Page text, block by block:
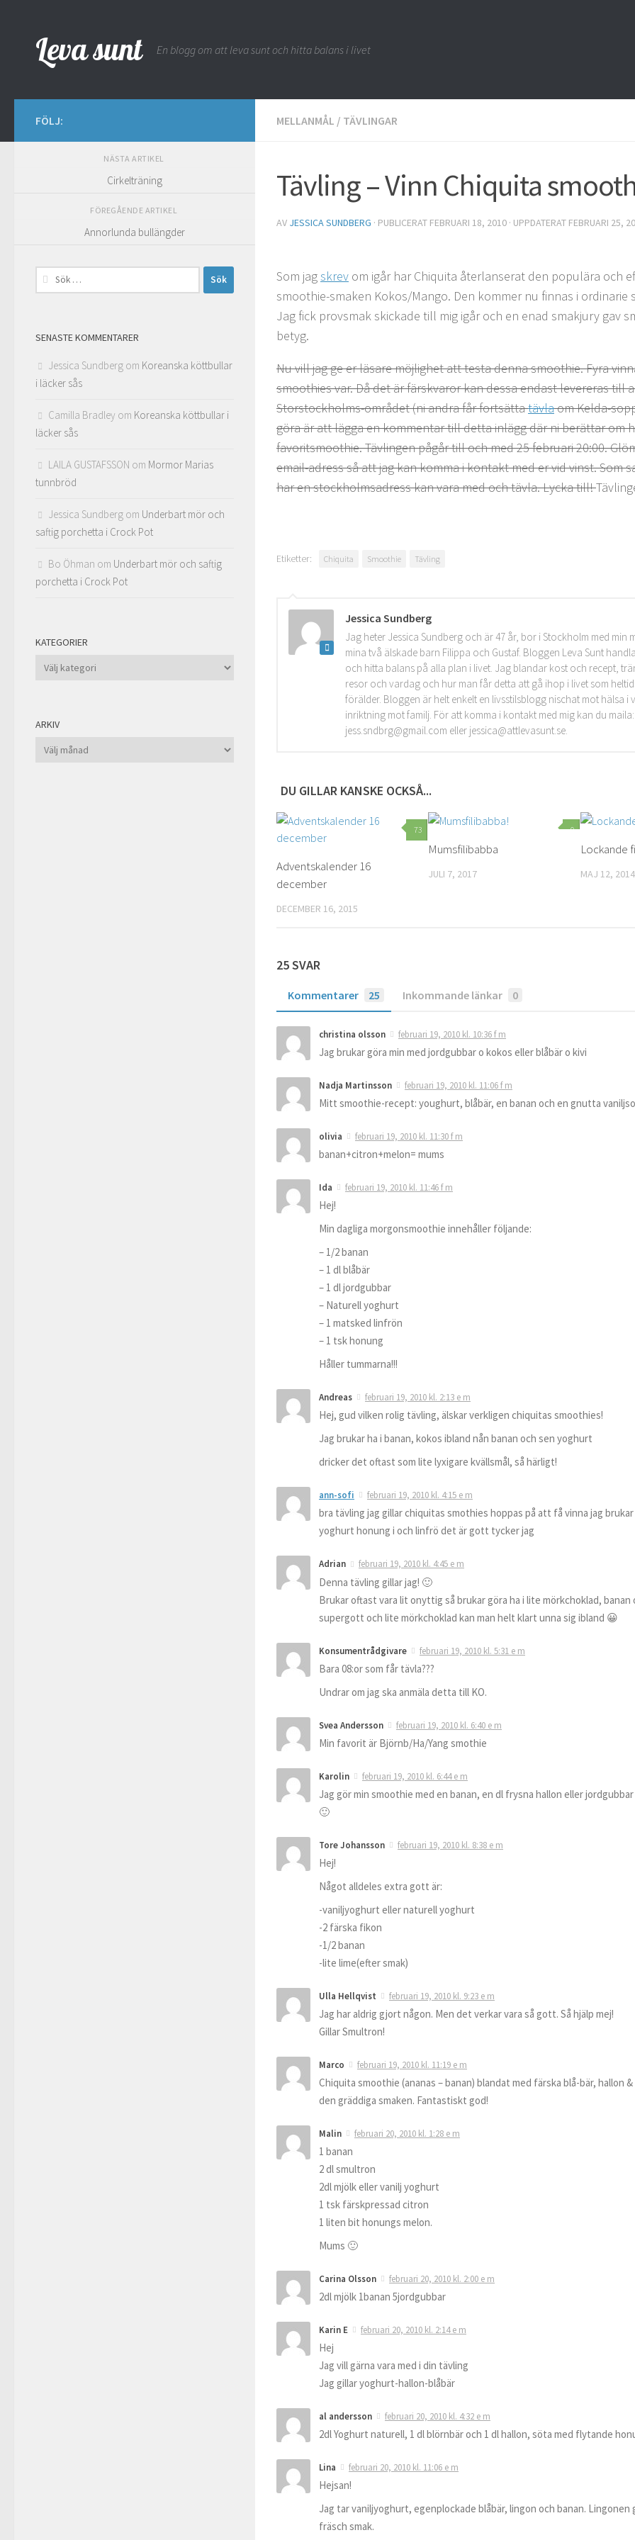
Leva sunt En blogg om att leva sunt och hitta balans i livet
MELLANMÅL / TÄVLINGAR
Tävling – Vinn Chiquita
AV JESSICA SUNDBERG · PUBLICERAT FEBRUARI 18, 2010 · UPPDATERAT FEBRUARI 25,
Som jagskrev om igår har Chiquita återlanserat den populära och
smoothie-smaken Kokos/Mango. Den kommer nu finnas i ordinarie
Jag fick provsmak skickade till mig igår och en enad smakjury gav
betyg.
Nu vill jag ge er läsare möjlighet att testa denna smoothie. Fyra
smoothies var. Då det är färskvaror kan dessa endast levereras till
Storstockholms-området (ni andra får fortsättatävlaom Kelda-
göra är att lägga en kommentar till detta inlägg där ni berättar om
favoritsmoothie. Tävlingen pågår till och med 25 februari 20:00.
email-adress så att jag kan komma i kontakt med er vid vinst. Som
har en stockholmsadress kan vara med och tävla. Lycka till!
Etiketter: Chiquita Smoothie Tävling
Jessica Sundberg
Jag heter Jessica Sundberg och är 47 år, bor i Stockholm med min
mina två älskade barn Filippa och Gustaf. Bloggen Leva Sunt
och hitta balans på alla plan i livet. Jag blandar kost och recept,
resor och vardag och hur man får detta att gå ihop i livet som
förälder. Bloggen är helt enkelt en livsstilsblogg nischat mot hälsa i
inriktning mot familj. För att komma i kontakt med mig kan du maila:
jess.sndbrg@gmail.com eller jessica@attlevasunt.se.
DU GILLAR KANSKE OCKSÅ...
73
Adventskalender 16
december
DECEMBER 16, 2015
0
Mumsfilibabba
JULI 7, 2017
Lockande
MAJ 12, 2014
25 SVAR
Kommentarer 25 Inkommande länkar 0
christina olsson februari 19, 2010 kl. 10:36 f m
Jag brukar göra min med jordgubbar o kokos eller blåbär o kivi
Nadja Martinsson februari 19, 2010 kl. 11:06 f m
Mitt smoothie-recept: youghurt, blåbär, en banan och en gnutta
olivia februari 19, 2010 kl. 11:30 f m
banan+citron+melon= mums
Ida februari 19, 2010 kl. 11:46 f m
Hej!
Min dagliga morgonsmoothie innehåller följande:
– 1/2 banan
– 1 dl blåbär
– 1 dl jordgubbar
– Naturell yoghurt
– 1 matsked linfrön
– 1 tsk honung
Håller tummarna!!!
Andreas februari 19, 2010 kl. 2:13 e m
Hej, gud vilken rolig tävling, älskar verkligen chiquitas smoothies!
Jag brukar ha i banan, kokos ibland nån banan och sen yoghurt
dricker det oftast som lite lyxigare kvällsmål, så härligt!
ann-sofi februari 19, 2010 kl. 4:15 e m
bra tävling jag gillar chiquitas smothies hoppas på att få vinna jag
yoghurt honung i och linfrö det är gott tycker jag
Adrian februari 19, 2010 kl. 4:45 e m
Denna tävling gillar jag! 🙂
Brukar oftast vara lit onyttig så brukar göra ha i lite mörkchoklad,
supergott och lite mörkchoklad kan man helt klart unna sig ibland 😀
Konsumentrådgivare februari 19, 2010 kl. 5:31 e m
Bara 08:or som får tävla???
Undrar om jag ska anmäla detta till KO.
Svea Andersson februari 19, 2010 kl. 6:40 e m
Min favorit är Björnb/Ha/Yang smothie
Karolin februari 19, 2010 kl. 6:44 e m
Jag gör min smoothie med en banan, en dl frysna hallon eller
🙂
Tore Johansson februari 19, 2010 kl. 8:38 e m
Hej!
Något alldeles extra gott är:
-vaniljyoghurt eller naturell yoghurt
-2 färska fikon
-1/2 banan
-lite lime(efter smak)
Ulla Hellqvist februari 19, 2010 kl. 9:23 e m
Jag har aldrig gjort någon. Men det verkar vara så gott. Så hjälp mej!
Gillar Smultron!
Marco februari 19, 2010 kl. 11:19 e m
Chiquita smoothie (ananas – banan) blandat med färska blå-bär, hallon
den gräddiga smaken. Fantastiskt god!
Malin februari 20, 2010 kl. 1:28 e m
1 banan
2 dl smultron
2dl mjölk eller vanilj yoghurt
1 tsk färskpressad citron
1 liten bit honungs melon.
Mums 🙂
Carina Olsson februari 20, 2010 kl. 2:00 e m
2dl mjölk 1banan 5jordgubbar
Karin E februari 20, 2010 kl. 2:14 e m
Hej
Jag vill gärna vara med i din tävling
Jag gillar yoghurt-hallon-blåbär
al andersson februari 20, 2010 kl. 4:32 e m
2dl Yoghurt naturell, 1 dl blörnbär och 1 dl hallon, söta med flytande
Lina februari 20, 2010 kl. 11:06 e m
Hejsan!
Jag tar vaniljyoghurt, egenplockade blåbär, lingon och banan. Lingonen
fräsch smak.
FÖLJ:
NÄSTA ARTIKEL
Cirkelträning
FÖREGÅENDE ARTIKEL
Annorlunda bullängder
Sök
efter:
SENASTE KOMMENTARER
Jessica Sundberg om Koreanska köttbullar
i läcker sås
Camilla Bradley om Koreanska köttbullar i
läcker sås
LAILA GUSTAFSSON om Mormor Marias
tunnbröd
Jessica Sundberg om Underbart mör och
saftig porchetta i Crock Pot
Bo Öhman om Underbart mör och saftig
porchetta i Crock Pot
KATEGORIER
Kategorier
ARKIV
Arkiv